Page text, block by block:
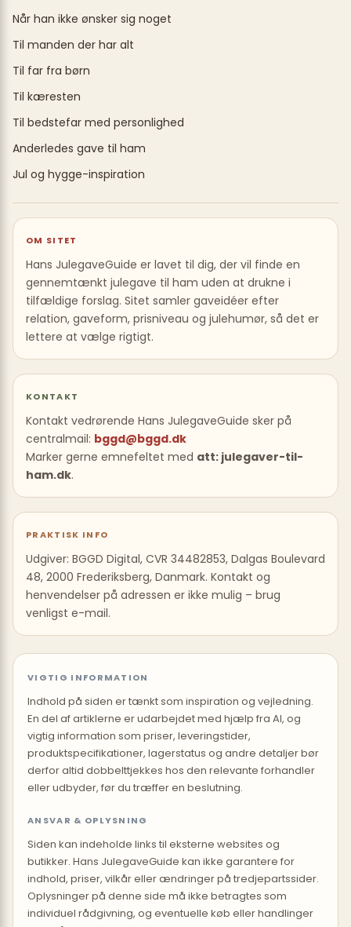
Når han ikke ønsker sig noget
Til manden der har alt
Til far fra børn
Til kæresten
Til bedstefar med personlighed
Anderledes gave til ham
Jul og hygge-inspiration
OM SITET
Hans JulegaveGuide er lavet til dig, der vil finde en
gennemtænkt julegave til ham uden at drukne i
tilfældige forslag. Sitet samler gaveidéer efter
relation, gaveform, prisniveau og julehumør, så det er
lettere at vælge rigtigt.
KONTAKT
Kontakt vedrørende Hans JulegaveGuide sker på
centralmail: bggd@bggd.dk
Marker gerne emnefeltet med att: julegaver-til-
ham.dk.
PRAKTISK INFO
Udgiver: BGGD Digital, CVR 34482853, Dalgas Boulevard
48, 2000 Frederiksberg, Danmark. Kontakt og
henvendelser på adressen er ikke mulig – brug
venligst e-mail.
VIGTIG INFORMATION
Indhold på siden er tænkt som inspiration og vejledning.
En del af artiklerne er udarbejdet med hjælp fra AI, og
vigtig information som priser, leveringstider,
produktspecifikationer, lagerstatus og andre detaljer bør
derfor altid dobbelttjekkes hos den relevante forhandler
eller udbyder, før du træffer en beslutning.
ANSVAR & OPLYSNING
Siden kan indeholde links til eksterne websites og
butikker. Hans JulegaveGuide kan ikke garantere for
indhold, priser, vilkår eller ændringer på tredjepartssider.
Oplysninger på denne side må ikke betragtes som
individuel rådgivning, og eventuelle køb eller handlinger